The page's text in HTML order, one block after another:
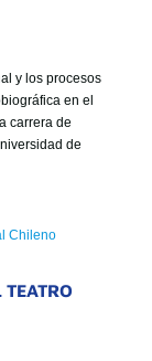
y los procesos
en el
carrera de
de